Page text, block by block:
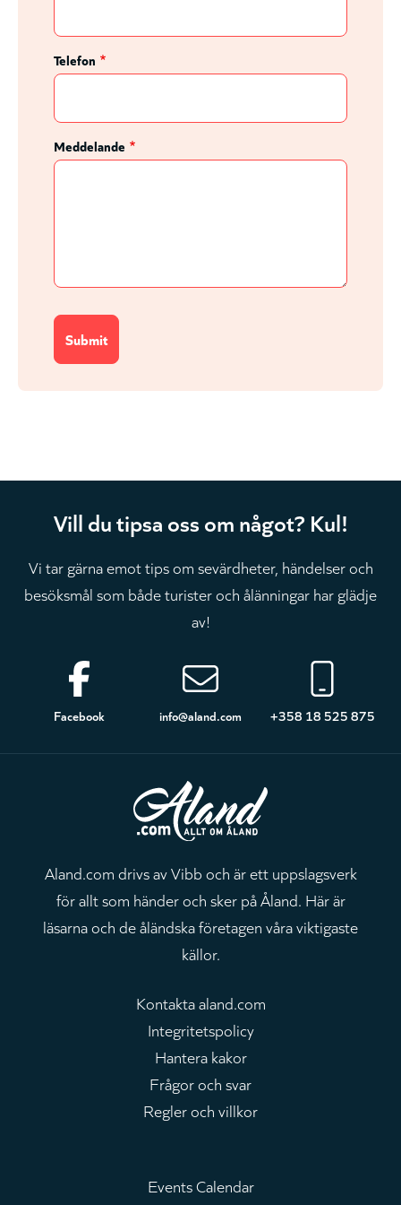
Telefon
Meddelande
Vill du tipsa oss om något? Kul!
Vi tar gärna emot tips om sevärdheter, händelser och
besöksmål som både turister och ålänningar har glädje
av!
Sidfot
Facebook info@aland.com +358 18 525 875
Aland.com drivs av Vibb och är ett uppslagsverk
för allt som händer och sker på Åland. Här är
läsarna och de åländska företagen våra viktigaste
källor.
Kontakta aland.com
Integritetspolicy
Hantera kakor
Frågor och svar
Regler och villkor
Events Calendar